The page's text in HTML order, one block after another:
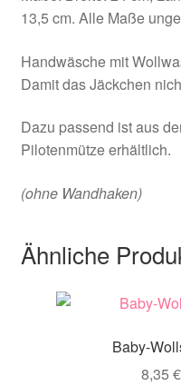
13,5 cm. Alle Maße
Handwäsche mit
Damit das Jäckchen
Dazu passend ist aus
Pilotenmütze erhältlich.
(ohne Wandhaken)
Ähnliche
Baby-
8,35 €